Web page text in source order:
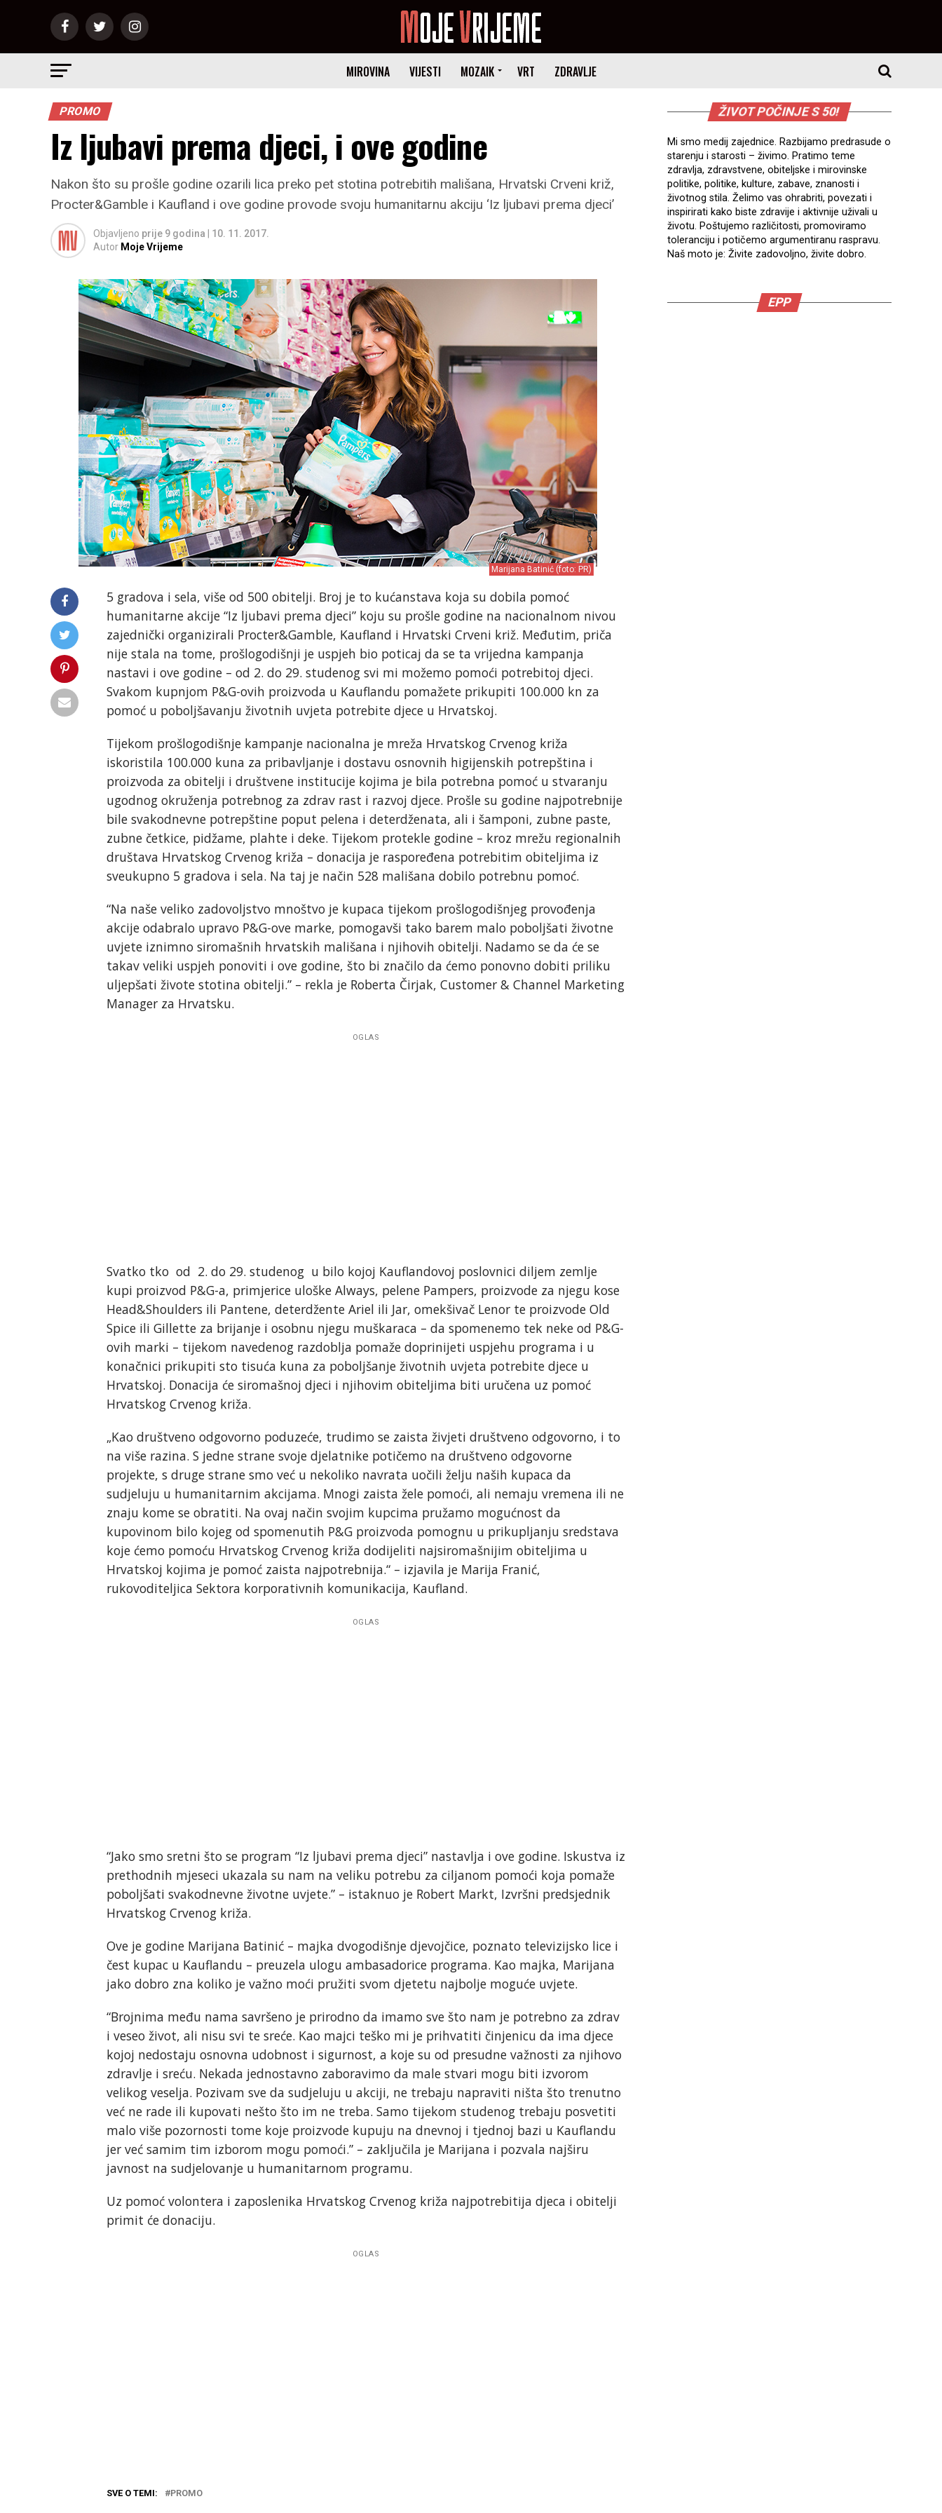
MIROVINA VIJESTI MOZAIK VRT ZDRAVLJE
PROMO
Iz ljubavi prema djeci, i ove godine
Nakon što su prošle godine ozarili lica preko pet stotina potrebitih mališana, Hrvatski Crveni križ,
Procter&Gamble i Kaufland i ove godine provode svoju humanitarnu akciju ‘Iz ljubavi prema djeci’
Objavljeno prije 9 godina
10. 11. 2017.
Autor Moje Vrijeme
Marijana Batinić (foto: PR)
5 gradova i sela, više od 500 obitelji. Broj je to kućanstava koja su dobila pomoć
humanitarne akcije “Iz ljubavi prema djeci” koju su prošle godine na nacionalnom nivou
zajednički organizirali Procter&Gamble, Kaufland i Hrvatski Crveni križ. Međutim, priča
nije stala na tome, prošlogodišnji je uspjeh bio poticaj da se ta vrijedna kampanja
nastavi i ove godine – od 2. do 29. studenog svi mi možemo pomoći potrebitoj djeci.
Svakom kupnjom P&G-ovih proizvoda u Kauflandu pomažete prikupiti 100.000 kn za
pomoć u poboljšavanju životnih uvjeta potrebite djece u Hrvatskoj.
Tijekom prošlogodišnje kampanje nacionalna je mreža Hrvatskog Crvenog križa
iskoristila 100.000 kuna za pribavljanje i dostavu osnovnih higijenskih potrepština i
proizvoda za obitelji i društvene institucije kojima je bila potrebna pomoć u stvaranju
ugodnog okruženja potrebnog za zdrav rast i razvoj djece. Prošle su godine najpotrebnije
bile svakodnevne potrepštine poput pelena i deterdženata, ali i šamponi, zubne paste,
zubne četkice, pidžame, plahte i deke. Tijekom protekle godine – kroz mrežu regionalnih
društava Hrvatskog Crvenog križa – donacija je raspoređena potrebitim obiteljima iz
sveukupno 5 gradova i sela. Na taj je način 528 mališana dobilo potrebnu pomoć.
“Na naše veliko zadovoljstvo mnoštvo je kupaca tijekom prošlogodišnjeg provođenja
akcije odabralo upravo P&G-ove marke, pomogavši tako barem malo poboljšati životne
uvjete iznimno siromašnih hrvatskih mališana i njihovih obitelji. Nadamo se da će se
takav veliki uspjeh ponoviti i ove godine, što bi značilo da ćemo ponovno dobiti priliku
uljepšati živote stotina obitelji.” – rekla je Roberta Čirjak, Customer & Channel Marketing
Manager za Hrvatsku.
OGLAS
Svatko tko od 2. do 29. studenog u bilo kojoj Kauflandovoj poslovnici diljem zemlje
kupi proizvod P&G-a, primjerice uloške Always, pelene Pampers, proizvode za njegu kose
Head&Shoulders ili Pantene, deterdžente Ariel ili Jar, omekšivač Lenor te proizvode Old
Spice ili Gillette za brijanje i osobnu njegu muškaraca – da spomenemo tek neke od P&G-
ovih marki – tijekom navedenog razdoblja pomaže doprinijeti uspjehu programa i u
konačnici prikupiti sto tisuća kuna za poboljšanje životnih uvjeta potrebite djece u
Hrvatskoj. Donacija će siromašnoj djeci i njihovim obiteljima biti uručena uz pomoć
Hrvatskog Crvenog križa.
„Kao društveno odgovorno poduzeće, trudimo se zaista živjeti društveno odgovorno, i to
na više razina. S jedne strane svoje djelatnike potičemo na društveno odgovorne
projekte, s druge strane smo već u nekoliko navrata uočili želju naših kupaca da
sudjeluju u humanitarnim akcijama. Mnogi zaista žele pomoći, ali nemaju vremena ili ne
znaju kome se obratiti. Na ovaj način svojim kupcima pružamo mogućnost da
kupovinom bilo kojeg od spomenutih P&G proizvoda pomognu u prikupljanju sredstava
koje ćemo pomoću Hrvatskog Crvenog križa dodijeliti najsiromašnijim obiteljima u
Hrvatskoj kojima je pomoć zaista najpotrebnija.“ – izjavila je Marija Franić,
rukovoditeljica Sektora korporativnih komunikacija, Kaufland.
OGLAS
“Jako smo sretni što se program “Iz ljubavi prema djeci” nastavlja i ove godine. Iskustva iz
prethodnih mjeseci ukazala su nam na veliku potrebu za ciljanom pomoći koja pomaže
poboljšati svakodnevne životne uvjete.” – istaknuo je Robert Markt, Izvršni predsjednik
Hrvatskog Crvenog križa.
Ove je godine Marijana Batinić – majka dvogodišnje djevojčice, poznato televizijsko lice i
čest kupac u Kauflandu – preuzela ulogu ambasadorice programa. Kao majka, Marijana
jako dobro zna koliko je važno moći pružiti svom djetetu najbolje moguće uvjete.
“Brojnima među nama savršeno je prirodno da imamo sve što nam je potrebno za zdrav
i veseo život, ali nisu svi te sreće. Kao majci teško mi je prihvatiti činjenicu da ima djece
kojoj nedostaju osnovna udobnost i sigurnost, a koje su od presudne važnosti za njihovo
zdravlje i sreću. Nekada jednostavno zaboravimo da male stvari mogu biti izvorom
velikog veselja. Pozivam sve da sudjeluju u akciji, ne trebaju napraviti ništa što trenutno
već ne rade ili kupovati nešto što im ne treba. Samo tijekom studenog trebaju posvetiti
malo više pozornosti tome koje proizvode kupuju na dnevnoj i tjednoj bazi u Kauflandu
jer već samim tim izborom mogu pomoći.” – zaključila je Marijana i pozvala najširu
javnost na sudjelovanje u humanitarnom programu.
Uz pomoć volontera i zaposlenika Hrvatskog Crvenog križa najpotrebitija djeca i obitelji
primit će donaciju.
OGLAS
SVE O TEMI: PROMO
ŽIVOT POČINJE S 50!
Mi smo medij zajednice. Razbijamo predrasude o
starenju i starosti – živimo. Pratimo teme
zdravlja, zdravstvene, obiteljske i mirovinske
politike, politike, kulture, zabave, znanosti i
životnog stila. Želimo vas ohrabriti, povezati i
inspirirati kako biste zdravije i aktivnije uživali u
životu. Poštujemo različitosti, promoviramo
toleranciju i potičemo argumentiranu raspravu.
Naš moto je: Živite zadovoljno, živite dobro.
EPP